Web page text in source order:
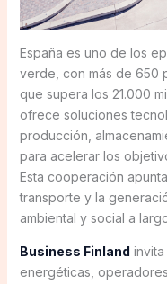
España es uno de los
verde, con más de 650
que supera los 21.000
ofrece soluciones
producción,
para acelerar los
Esta cooperación
transporte y la
ambiental y social a
Business Finland
energéticas,